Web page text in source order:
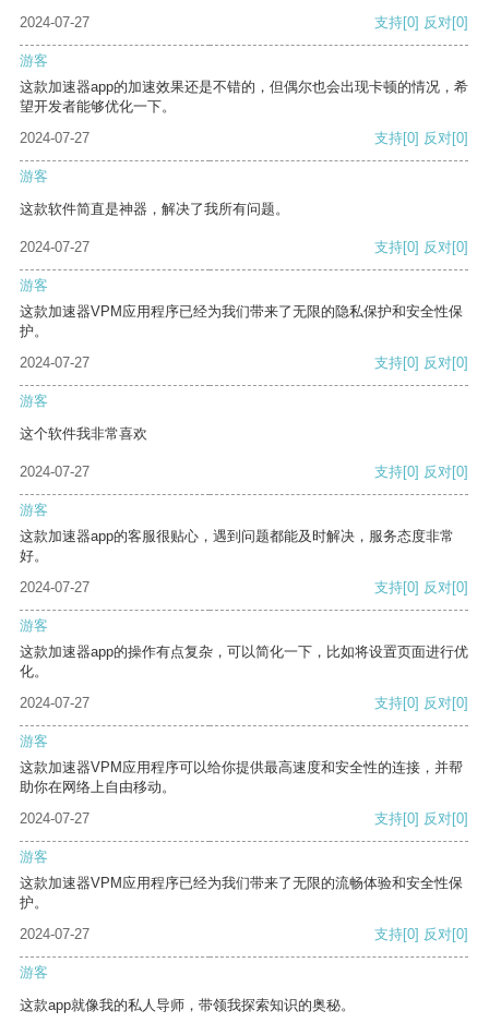
2024-07-27 支持[0] 反对[0]
游客
这款加速器app的加速效果还是不错的，但偶尔也会出现卡顿的情况，希
望开发者能够优化一下。
2024-07-27
支持[0] 反对[0]
游客
这款软件简直是神器，解决了我所有问题。
2024-07-27 支持[0] 反对[0]
游客
这款加速器VPM应用程序已经为我们带来了无限的隐私保护和安全性保
护。
2024-07-27
支持[0] 反对[0]
游客
这个软件我非常喜欢
2024-07-27 支持[0] 反对[0]
游客
这款加速器app的客服很贴心，遇到问题都能及时解决，服务态度非常
好。
2024-07-27
支持[0] 反对[0]
游客
这款加速器app的操作有点复杂，可以简化一下，比如将设置页面进行优
化。
2024-07-27
支持[0] 反对[0]
游客
这款加速器VPM应用程序可以给你提供最高速度和安全性的连接，并帮
助你在网络上自由移动。
2024-07-27
支持[0] 反对[0]
游客
这款加速器VPM应用程序已经为我们带来了无限的流畅体验和安全性保
护。
2024-07-27
支持[0] 反对[0]
游客
这款app就像我的私人导师，带领我探索知识的奥秘。